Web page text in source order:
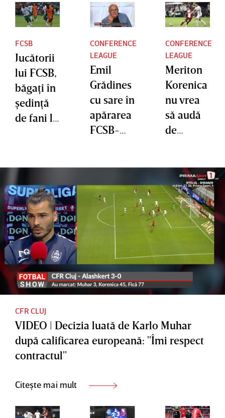
FCSB
Jucătorii
lui FCSB,
băgaţi în
şedinţă
de fani la
împute” |
VIDEO
CONFERENCE
LEAGUE
Emil
Grădines
cu sare în
apărarea
FCSB-
Becali:
„Nu sunt
de acord
că este o
ruşine” |
VIDEO
EXCLUSI
V
CONFERENCE
LEAGUE
Meriton
Korenica
nu vrea
să audă
de
Rapid:
„Trebuie
să fiu
concentr
CFR CLUJ
VIDEO | Decizia luată de Karlo Muhar
după calificarea europeană: "Îmi respect
contractul"
Citește mai mult